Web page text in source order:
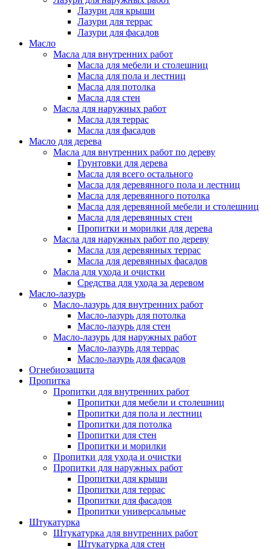
Лазури для крыши
Лазури для террас
Лазури для фасадов
Масло
Масла для внутренних работ
Масла для мебели и столешниц
Масла для пола и лестниц
Масла для потолка
Масла для стен
Масла для наружных работ
Масла для террас
Масла для фасадов
Масло для дерева
Масла для внутренних работ по дереву
Грунтовки для дерева
Масла для всего остального
Масла для деревянного пола и лестниц
Масла для деревянного потолка
Масла для деревянной мебели и столешниц
Масла для деревянных стен
Пропитки и морилки для дерева
Масла для наружных работ по дереву
Масла для деревянных террас
Масла для деревянных фасадов
Масла для ухода и очистки
Средства для ухода за деревом
Масло-лазурь
Масло-лазурь для внутренних работ
Масло-лазурь для потолка
Масло-лазурь для стен
Масло-лазурь для наружных работ
Масло-лазурь для террас
Масло-лазурь для фасадов
Огнебиозащита
Пропитка
Пропитки для внутренних работ
Пропитки для мебели и столешниц
Пропитки для пола и лестниц
Пропитки для потолка
Пропитки для стен
Пропитки и морилки
Пропитки для ухода и очистки
Пропитки для наружных работ
Пропитки для крыши
Пропитки для террас
Пропитки для фасадов
Пропитки универсальные
Штукатурка
Штукатурка для внутренних работ
Штукатурка для стен